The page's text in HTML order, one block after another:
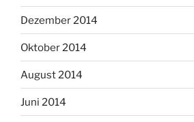
Dezember 2014
Oktober 2014
August 2014
Juni 2014